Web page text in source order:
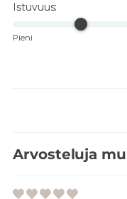
Istuvuus:
Pieni
Arvosteluja